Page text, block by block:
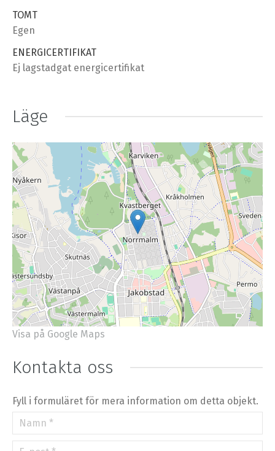
TOMT
Egen
ENERGICERTIFIKAT
Ej lagstadgat energicertifikat
Läge
+
−
©OpenStreetMap contributors.
»
Visa på Google Maps
Kontakta oss
Fyll i formuläret för mera information om detta objekt.